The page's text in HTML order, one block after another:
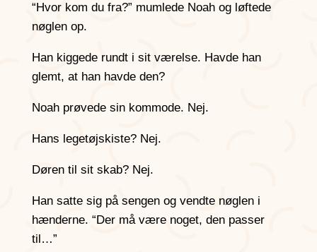
“Hvor kom du fra?” mumlede Noah og løftede
nøglen op.
Han kiggede rundt i sit værelse. Havde han
glemt, at han havde den?
Noah prøvede sin kommode. Nej.
Hans legetøjskiste? Nej.
Døren til sit skab? Nej.
Han satte sig på sengen og vendte nøglen i
hænderne. “Der må være noget, den passer
til…”